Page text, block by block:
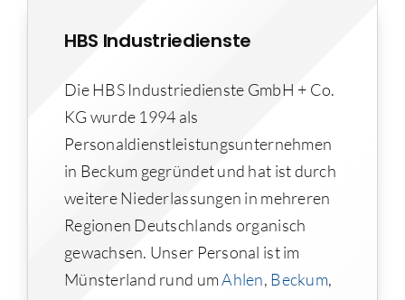
HBS Industriedienste
Die HBS Industriedienste GmbH + Co.
KG wurde 1994 als
Personaldienstleistungsunternehmen
in Beckum gegründet und hat ist durch
weitere Niederlassungen in mehreren
Regionen Deutschlands organisch
gewachsen. Unser Personal ist im
Münsterland rund umAhlen, Beckum,